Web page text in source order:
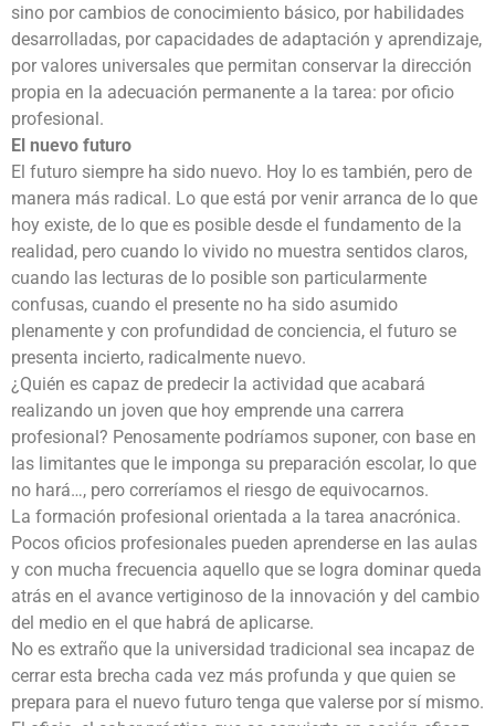
sino por cambios de conocimiento básico, por habilidades
desarrolladas, por capacidades de adaptación y aprendizaje,
por valores universales que permitan conservar la dirección
propia en la adecuación permanente a la tarea: por oficio
profesional.
El nuevo futuro
El futuro siempre ha sido nuevo. Hoy lo es también, pero de
manera más radical. Lo que está por venir arranca de lo que
hoy existe, de lo que es posible desde el fundamento de la
realidad, pero cuando lo vivido no muestra sentidos claros,
cuando las lecturas de lo posible son particularmente
confusas, cuando el presente no ha sido asumido
plenamente y con profundidad de conciencia, el futuro se
presenta incierto, radicalmente nuevo.
¿Quién es capaz de predecir la actividad que acabará
realizando un joven que hoy emprende una carrera
profesional? Penosamente podríamos suponer, con base en
las limitantes que le imponga su preparación escolar, lo que
no hará…, pero correríamos el riesgo de equivocarnos.
La formación profesional orientada a la tarea anacrónica.
Pocos oficios profesionales pueden aprenderse en las aulas
y con mucha frecuencia aquello que se logra dominar queda
atrás en el avance vertiginoso de la innovación y del cambio
del medio en el que habrá de aplicarse.
No es extraño que la universidad tradicional sea incapaz de
cerrar esta brecha cada vez más profunda y que quien se
prepara para el nuevo futuro tenga que valerse por sí mismo.